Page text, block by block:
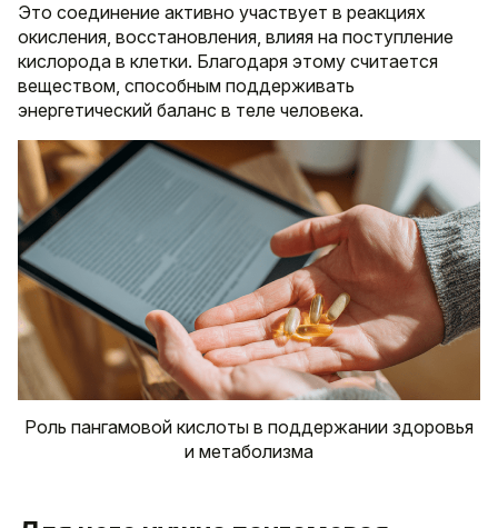
Это соединение активно участвует в реакциях
окисления, восстановления, влияя на поступление
кислорода в клетки. Благодаря этому считается
веществом, способным поддерживать
энергетический баланс в теле человека.
Роль пангамовой кислоты в поддержании здоровья
и метаболизма